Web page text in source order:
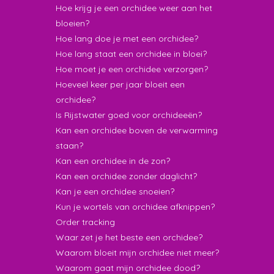
Hoe krijg je een orchidee weer aan het
bloeien?
Hoe lang doe je met een orchidee?
Hoe lang staat een orchidee in bloei?
Hoe moet je een orchidee verzorgen?
Hoeveel keer per jaar bloeit een
orchidee?
Is Rijstwater goed voor orchideeën?
Kan een orchidee boven de verwarming
staan?
Kan een orchidee in de zon?
Kan een orchidee zonder daglicht?
Kan je een orchidee snoeien?
Kun je wortels van orchidee afknippen?
Order tracking
Waar zet je het beste een orchidee?
Waarom bloeit mijn orchidee niet meer?
Waarom gaat mijn orchidee dood?